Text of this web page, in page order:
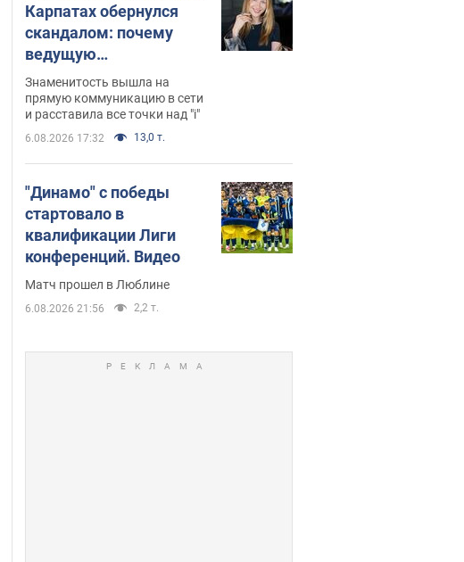
Карпатах обернулся
скандалом: почему
ведущую
несправедливо
захейтили
Знаменитость вышла на
прямую коммуникацию в сети
и расставила все точки над "i"
6.08.2026 17:32 13,0 т.
"Динамо" с победы
стартовало в
квалификации Лиги
конференций. Видео
Матч прошел в Люблине
6.08.2026 21:56 2,2 т.